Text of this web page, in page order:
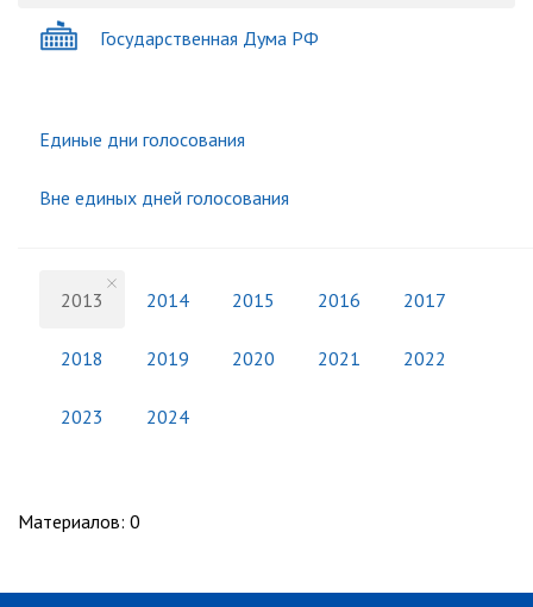
Государственная Дума РФ
Единые дни голосования
Вне единых дней голосования
2013 2014 2015 2016 2017
2018 2019 2020 2021 2022
2023 2024
Материалов: 0